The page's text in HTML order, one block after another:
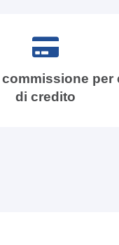
per
di credito